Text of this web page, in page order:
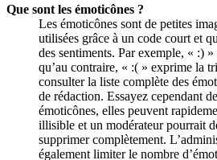
Que sont les émoticônes ?
Les émoticônes sont de petites
utilisées grâce à un code court et
des sentiments. Par exemple, « :)
qu’au contraire, « :( » exprime la
consulter la liste complète des
de rédaction. Essayez cependant
émoticônes, elles peuvent
illisible et un modérateur pourrait
supprimer complètement.
également limiter le nombre